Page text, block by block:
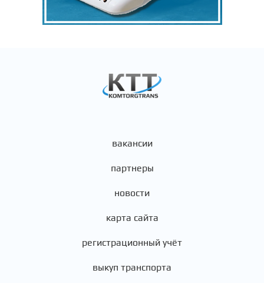
вакансии
партнеры
новости
карта сайта
регистрационный учёт
выкуп транспорта